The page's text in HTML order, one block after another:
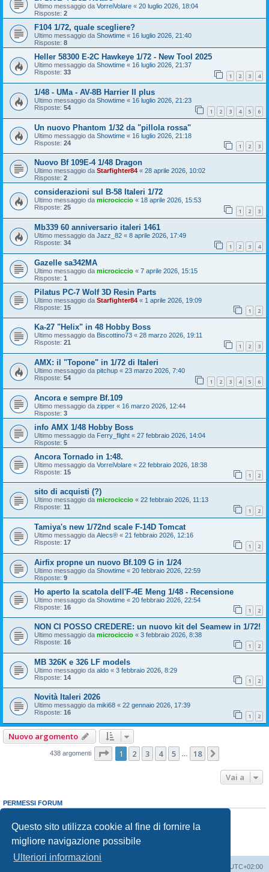
Questo sito utilizza cookie al fine di fornire la
migliore navigazione possibile
Ulteriori informazioni
Ultimo messaggio da VorreiVolare « 20 luglio 2026, 18:04
Risposte: 2
F104 1/72, quale scegliere?
Ultimo messaggio da Showtime « 16 luglio 2026, 21:40
Risposte: 8
Heller 58300 E-2C Hawkeye 1/72 - New Tool 2025
Ultimo messaggio da Showtime « 16 luglio 2026, 21:37
Risposte: 33 1 2 3 4
1/48 - UMa - AV-8B Harrier II plus
Ultimo messaggio da Showtime « 16 luglio 2026, 21:23
Risposte: 54 1 2 3 4 5 6
Un nuovo Phantom 1/32 da "pillola rossa"
Ultimo messaggio da Showtime « 16 luglio 2026, 21:18
Risposte: 24 1 2 3
Nuovo Bf 109E-4 1/48 Dragon
Ultimo messaggio da Starfighter84 « 28 aprile 2026, 10:02
Risposte: 2
considerazioni sul B-58 Italeri 1/72
Ultimo messaggio da microciccio « 18 aprile 2026, 15:53
Risposte: 25 1 2 3
Mb339 60 anniversario italeri 1461
Ultimo messaggio da Jazz_82 « 8 aprile 2026, 17:49
Risposte: 34 1 2 3 4
Gazelle sa342MA
Ultimo messaggio da microciccio « 7 aprile 2026, 15:15
Risposte: 1
Pilatus PC-7 Wolf 3D Resin Parts
Ultimo messaggio da Starfighter84 « 1 aprile 2026, 19:09
Risposte: 15 1 2
Ka-27 "Helix" in 48 Hobby Boss
Ultimo messaggio da Biscottino73 « 28 marzo 2026, 19:11
Risposte: 21 1 2 3
AMX: il "Topone" in 1/72 di Italeri
Ultimo messaggio da pitchup « 23 marzo 2026, 7:40
Risposte: 54 1 2 3 4 5 6
Ancora e sempre Bf.109
Ultimo messaggio da zipper « 16 marzo 2026, 12:44
Risposte: 3
info AMX 1/48 Hobby Boss
Ultimo messaggio da Ferry_flight « 27 febbraio 2026, 14:04
Risposte: 5
Ancora Tornado in 1:48.
Ultimo messaggio da VorreiVolare « 22 febbraio 2026, 18:38
Risposte: 15 1 2
sito di acquisti (?)
Ultimo messaggio da microciccio « 22 febbraio 2026, 11:13
Risposte: 11 1 2
Tamiya's new 1/72nd scale F-14D Tomcat
Ultimo messaggio da Alecs® « 21 febbraio 2026, 12:16
Risposte: 17 1 2
Airfix propne un nuovo Bf.109 G in 1/24
Ultimo messaggio da Showtime « 20 febbraio 2026, 22:59
Risposte: 9
Ho aperto la scatola dell'F-4E Meng 1/48 - Recensione
Ultimo messaggio da Showtime « 20 febbraio 2026, 22:54
Risposte: 16 1 2
NON CI POSSO CREDERE: un nuovo kit del Seamew in 1/72!
Ultimo messaggio da microciccio « 3 febbraio 2026, 8:38
Risposte: 16 1 2
MB 326K e 326 LF models
Ultimo messaggio da aldo « 3 febbraio 2026, 8:29
Risposte: 14 1 2
Novità Italeri 2026
Ultimo messaggio da miki68 « 22 gennaio 2026, 17:39
Risposte: 16 1 2
Nuovo argomento
438 argomenti Pagina di 18
1 2 3 4 5 18
Vai a
PERMESSI FORUM
Non puoi
rispondere negli argomenti
Non puoimodificare i tuoi messaggi
Non puoicancellare i tuoi messaggi
Non puoi
inviare allegati
UTC+02:00